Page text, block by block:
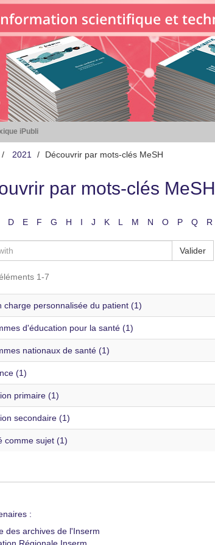
iPubli
2021 Découvrir par mots-clés MeSH
par mots-clés MeSH
D E F G H I J K L M N O P Q R
Valider
1-7
charge personnalisée du patient (1)
d'éducation pour la santé (1)
nationaux de santé (1)
(1)
primaire (1)
secondaire (1)
comme sujet (1)
:
des archives de l'Inserm